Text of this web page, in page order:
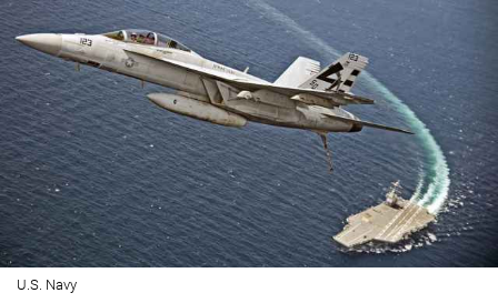
U.S. Navy